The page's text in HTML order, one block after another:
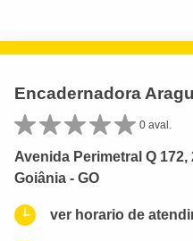
Encadernadora
0 aval.
Avenida Perimetral Q
Goiânia - GO
ver horario de